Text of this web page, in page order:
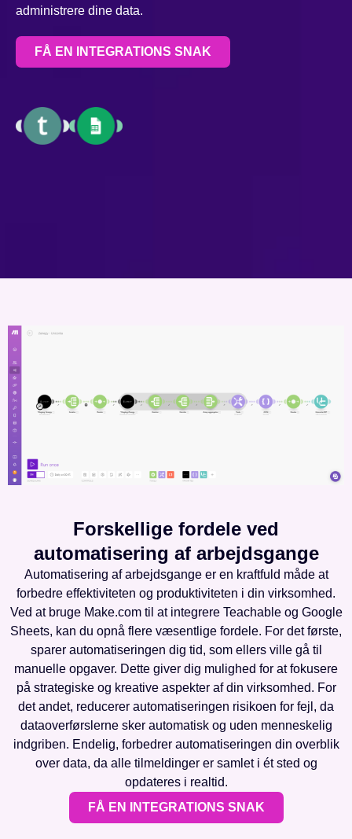
administrere dine data.
FÅ EN INTEGRATIONS SNAK
Forskellige fordele ved
automatisering af arbejdsgange
Automatisering af arbejdsgange er en kraftfuld måde at
forbedre effektiviteten og produktiviteten i din virksomhed.
Ved at bruge Make.com til at integrere Teachable og Google
Sheets, kan du opnå flere væsentlige fordele. For det første,
sparer automatiseringen dig tid, som ellers ville gå til
manuelle opgaver. Dette giver dig mulighed for at fokusere
på strategiske og kreative aspekter af din virksomhed. For
det andet, reducerer automatiseringen risikoen for fejl, da
dataoverførslerne sker automatisk og uden menneskelig
indgriben. Endelig, forbedrer automatiseringen din overblik
over data, da alle tilmeldinger er samlet i ét sted og
opdateres i realtid.
FÅ EN INTEGRATIONS SNAK